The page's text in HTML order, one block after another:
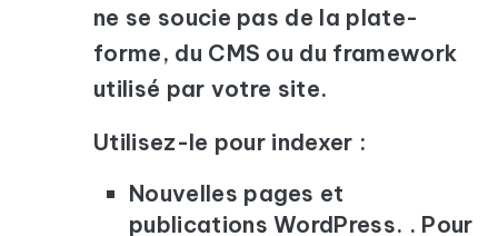
ne se soucie pas de la plate-
forme, du CMS ou du framework
utilisé par votre site.
Utilisez-le pour indexer :
Nouvelles pages et
publications WordPress. . Pour